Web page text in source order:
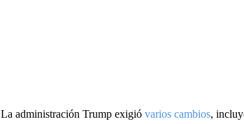
La administración Trump exigió varios cambios,